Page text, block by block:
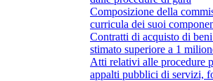
Composizione della
curricula dei suoi
Contratti di acquisto di
stimato superiore a 1
Atti relativi alle procedure
appalti pubblici di servizi,